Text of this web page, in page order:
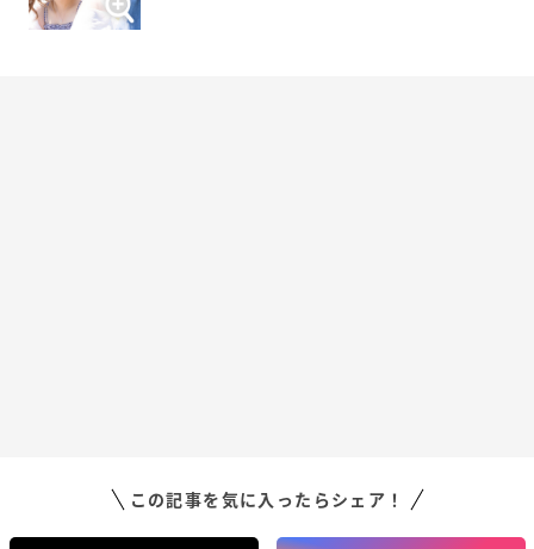
この記事を気に入ったらシェア！